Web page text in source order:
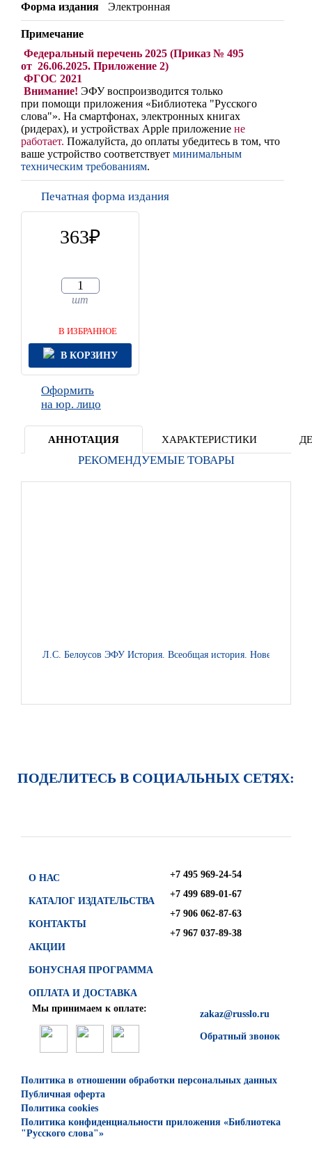
Форма издания Электронная
Примечание
Федеральный перечень 2025 (Приказ № 495
от 26.06.2025. Приложение 2)
ФГОС 2021
Внимание! ЭФУ воспроизводится только
при помощи приложения «Библиотека "Русского
слова"». На смартфонах, электронных книгах
(ридерах), и устройствах Apple приложение не
работает. Пожалуйста, до оплаты убедитесь в том, что
ваше устройство соответствует минимальным
техническим требованиям.
Печатная форма издания
363
шт
В ИЗБРАННОЕ
В КОРЗИНУ
Оформить
на юр. лицо
АННОТАЦИЯ ХАРАКТЕРИСТИКИ
РЕКОМЕНДУЕМЫЕ ТОВАРЫ
Л.С. Белоусов ЭФУ История. Всеобщая история. Новейшая
ПОДЕЛИТЕСЬ В СОЦИАЛЬНЫХ СЕТЯХ:
О НАС
КАТАЛОГ ИЗДАТЕЛЬСТВА
КОНТАКТЫ
АКЦИИ
БОНУСНАЯ ПРОГРАММА
ОПЛАТА И ДОСТАВКА
+7 495 969-24-54
+7 499 689-01-67
+7 906 062-87-63
+7 967 037-89-38
zakaz@russlo.ru
Обратный звонок
Мы принимаем к оплате:
Политика в отношении обработки персональных данных
Публичная оферта
Политика cookies
Политика конфиденциальности приложения «Библиотека
"Русского слова"»